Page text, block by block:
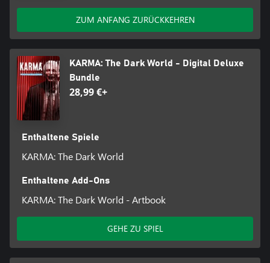
wahre Natur der Ereignisse zu untersuchen.
Voll von Unbekanntem, erlebe die dunkle Seite.
Du solltest verstehen, dass es kein Zufall ist, dass du hierher
zurückgekommen bist, sondern dass die Quelle all dessen die
ultimative Antwort ist, die du herausfinden musst.
Erfülle deinen Auftrag, oder …
ZUM ANFANG ZURÜCKKEHREN
KARMA: The Dark World - Digital Deluxe
Bundle
28,99 €+
Enthaltene Spiele
KARMA: The Dark World
Enthaltene Add-Ons
KARMA: The Dark World - Artbook
GEHE ZU SPIEL